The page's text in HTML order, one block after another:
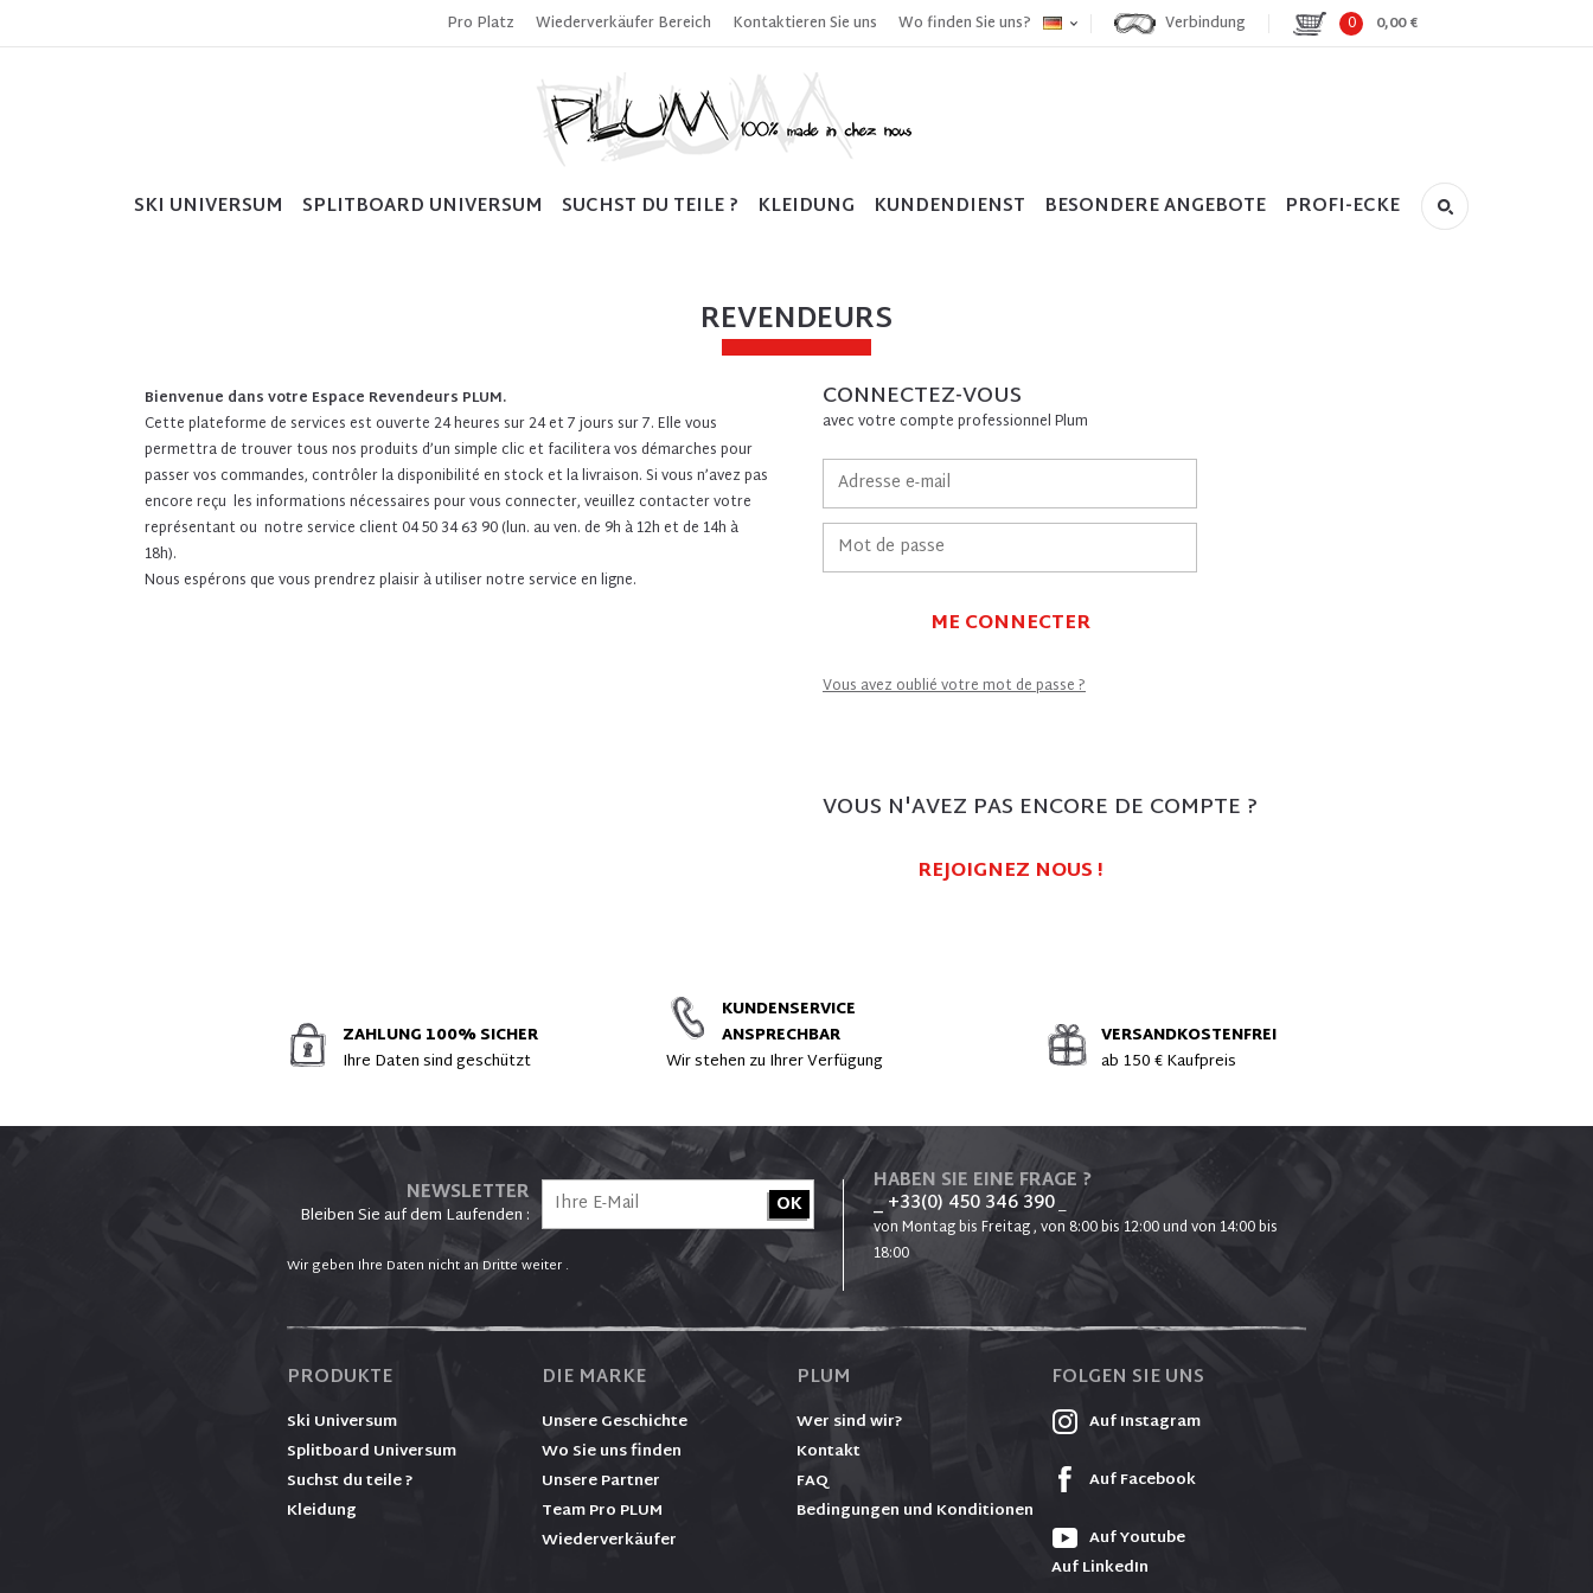
Pro Platz Wiederverkäufer Bereich Kontaktieren Sie uns Wo finden Sie uns? Verbindung 0 0,00 €
SKI UNIVERSUM SPLITBOARD UNIVERSUM SUCHST DU TEILE ? KLEIDUNG KUNDENDIENST BESONDERE ANGEBOTE PROFI-ECKE
REVENDEURS
Bienvenue dans votre Espace Revendeurs PLUM.
Cette plateforme de services est ouverte 24 heures sur 24 et 7 jours sur 7. Elle vous
permettra de trouver tous nos produits d’un simple clic et facilitera vos démarches pour
passer vos commandes, contrôler la disponibilité en stock et la livraison. Si vous n’avez pas
encore reçu les informations nécessaires pour vous connecter, veuillez contacter votre
représentant ou notre service client 04 50 34 63 90 (lun. au ven. de 9h à 12h et de 14h à
18h).
Nous espérons que vous prendrez plaisir à utiliser notre service en ligne.
CONNECTEZ-VOUS
avec votre compte professionnel Plum
ME CONNECTER
Vous avez oublié votre mot de passe ?
VOUS N'AVEZ PAS ENCORE DE COMPTE ?
REJOIGNEZ NOUS !
ZAHLUNG 100% SICHER
Ihre Daten sind geschützt
KUNDENSERVICE
ANSPRECHBAR
Wir stehen zu Ihrer Verfügung
VERSANDKOSTENFREI
ab 150 € Kaufpreis
NEWSLETTER
Bleiben Sie auf dem Laufenden :
Wir geben Ihre Daten nicht an Dritte weiter .
HABEN SIE EINE FRAGE ?
_ +33(0) 450 346 390_
von Montag bis Freitag , von 8:00 bis 12:00 und von 14:00 bis
18:00
PRODUKTE
Ski Universum
Splitboard Universum
Suchst du teile ?
Kleidung
DIE MARKE
Unsere Geschichte
Wo Sie uns finden
Unsere Partner
Team Pro PLUM
Wiederverkäufer
PLUM
Wer sind wir?
Kontakt
FAQ
Bedingungen und Konditionen
FOLGEN SIE UNS
Auf Instagram
Auf Facebook
Auf Youtube
Auf LinkedIn